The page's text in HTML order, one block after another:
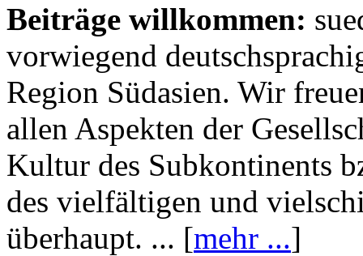
Beiträge willkommen:
vorwiegend
Region Südasien. Wir
allen Aspekten der
Kultur des Subkontinents
des vielfältigen und
überhaupt. ... [mehr ...]